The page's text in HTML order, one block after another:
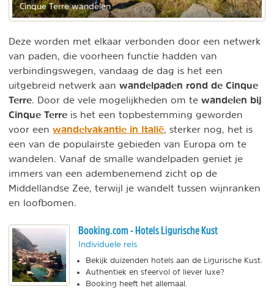
Cinque Terre wandelen
Deze worden met elkaar verbonden door een netwerk
van paden, die voorheen functie hadden van
verbindingswegen, vandaag de dag is het een
uitgebreid netwerk aan wandelpaden rond de Cinque
Terre . Door de vele mogelijkheden om te wandelen bij
Cinque Terre is het een topbestemming geworden
voor een wandelvakantie in Italië , sterker nog, het is
een van de populairste gebieden van Europa om te
wandelen. Vanaf de smalle wandelpaden geniet je
immers van een adembenemend zicht op de
Middellandse Zee, terwijl je wandelt tussen wijnranken
en loofbomen.
Booking.com - Hotels Ligurische Kust
Individuele reis
Bekijk duizenden hotels aan de Ligurische Kust.
Authentiek en sfeervol of liever luxe?
Booking heeft het allemaal.